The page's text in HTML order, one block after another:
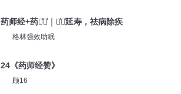
药师经+药师͗咒͗｜消͗灾͗延寿，祛病除疾
格林强效助眠
24《药师经赞》
顾16